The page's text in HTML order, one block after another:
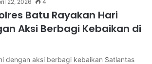
22, 2026 4
Batu Rayakan Hari
Aksi Berbagi Kebaikan di
dengan aksi berbagi kebaikan Satlantas